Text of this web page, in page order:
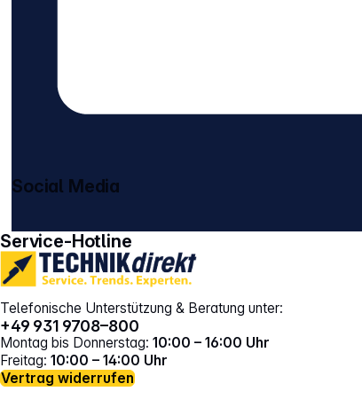
Service-Hotline
Telefonische Unterstützung & Beratung unter:
+49 931 9708–800
Montag bis Donnerstag: 10:00 – 16:00 Uhr
Freitag: 10:00 – 14:00 Uhr
Vertrag widerrufen
Social Media